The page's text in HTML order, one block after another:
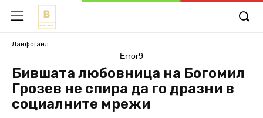
Лайфстайл
Error9
Бившата любовница на Богомил
Грозев не спира да го дразни в
социалните мрежи